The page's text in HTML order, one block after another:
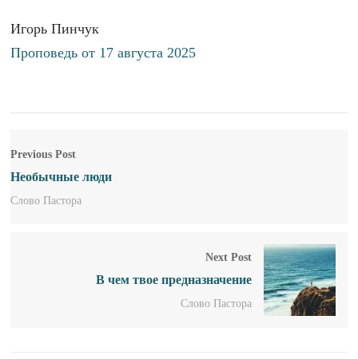
Игорь Пинчук
Проповедь от 17 августа 2025
Previous Post
Необычные люди
Слово Пастора
Next Post
В чем твое предназначение
Слово Пастора